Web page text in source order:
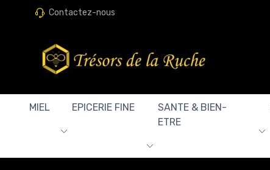
Contactez-nous
MIEL EPICERIE FINE
SANTE & BIEN-
ETRE